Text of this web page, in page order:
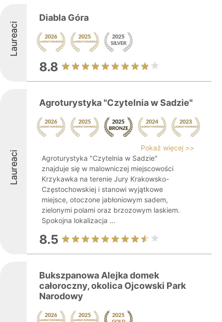
Laureaci
Diabla Góra
8.8
Laureaci
Agroturystyka "Czytelnia w Sadzie"
Pokaż więcej >>
Agroturystyka "Czytelnia w Sadzie"
znajduje się w malowniczej miejscowości
Krzykawka na terenie Jury Krakowsko-
Częstochowskiej i stanowi wyjątkowe
miejsce, otoczone jabłoniowym sadem,
zielonymi polami oraz brzozowym laskiem.
Spokojna lokalizacja ...
8.5
Bukszpanowa Alejka domek
całoroczny, okolica Ojcowski Park
Narodowy